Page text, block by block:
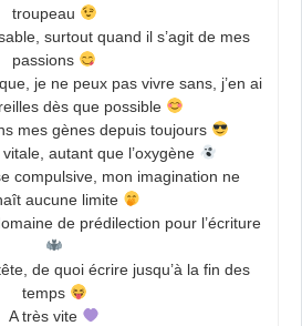
troupeau
surtout quand il s’agit de mes
passions
je ne peux pas vivre sans, j’en ai
dès que possible
mes gènes depuis toujours
vitale, autant que l’oxygène
compulsive, mon imagination ne
aucune limite
de prédilection pour l’écriture
de quoi écrire jusqu’à la fin des
temps
A très vite